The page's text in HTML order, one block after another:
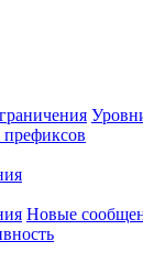
Новые